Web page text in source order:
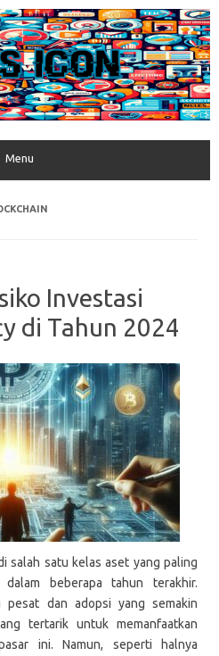
Menu
Investasi
di Tahun 2024
salah satu kelas aset yang paling
beberapa tahun terakhir.
pesat dan adopsi yang semakin
tertarik untuk memanfaatkan
ini. Namun, seperti halnya